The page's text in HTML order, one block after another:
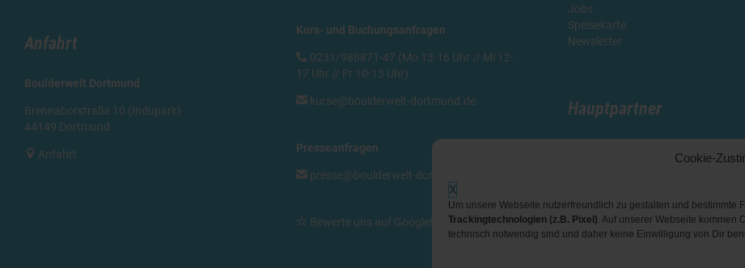
Cookie-
X
Um unsere Webseite nutzerfreundlich zu gestalten und bestimmte
Trackingtechnologien (z.B. Pixel). Auf unserer Webseite kommen
technisch notwendig sind und daher keine Einwilligung von Dir
Anfahrt
Boulderwelt Dortmund
Brennaborstraße 10 (Indupark)
44149 Dortmund
 Anfahrt
Kurs- und Buchungsanfragen
 0231/988871-47 (Mo 13-16 Uhr // Mi 12-
17 Uhr // Fr 10-13 Uhr)
 kurse@boulderwelt-dortmund.de
Presseanfragen
 presse@boulderwelt-dortmund.de
 Bewerte uns auf Google!
Jobs
Speisekarte
Newsletter
Hauptpartner